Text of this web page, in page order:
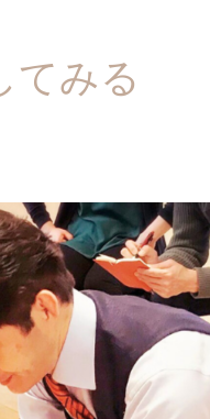
てみる